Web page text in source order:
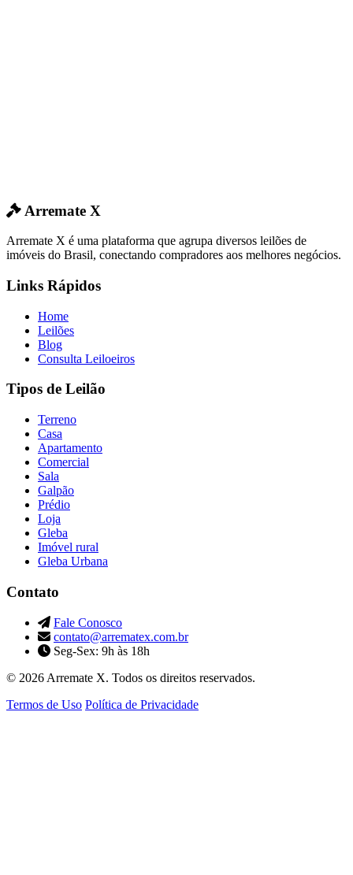
Arremate X
Arremate X é uma plataforma que agrupa diversos leilões de
imóveis do Brasil, conectando compradores aos melhores negócios.
Links Rápidos
Home
Leilões
Blog
Consulta Leiloeiros
Tipos de Leilão
Terreno
Casa
Apartamento
Comercial
Sala
Galpão
Prédio
Loja
Gleba
Imóvel rural
Gleba Urbana
Contato
Fale Conosco
contato@arrematex.com.br
Seg-Sex: 9h às 18h
© 2026 Arremate X. Todos os direitos reservados.
Termos de Uso Política de Privacidade